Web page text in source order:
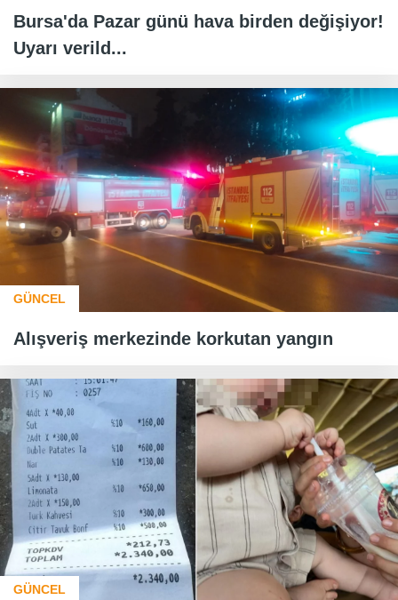
Bursa'da Pazar günü hava birden değişiyor!
Uyarı verild...
GÜNCEL
Alışveriş merkezinde korkutan yangın
GÜNCEL